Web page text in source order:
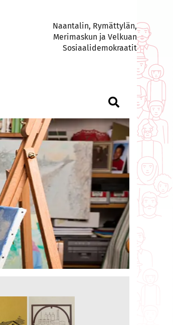
Naantalin, Rymättylän,
Merimaskun ja Velkuan
Sosiaalidemokraatit